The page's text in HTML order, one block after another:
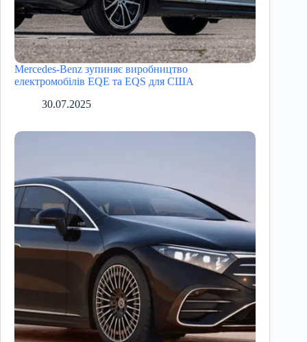
Mercedes-Benz зупиняє виробництво
електромобілів EQE та EQS для США
30.07.2025